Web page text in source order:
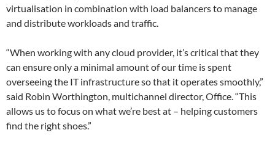
virtualisation in combination with load balancers to manage
and distribute workloads and traffic.
“When working with any cloud provider, it’s critical that they
can ensure only a minimal amount of our time is spent
overseeing the IT infrastructure so that it operates smoothly,”
said Robin Worthington, multichannel director, Office. “This
allows us to focus on what we’re best at – helping customers
find the right shoes.”